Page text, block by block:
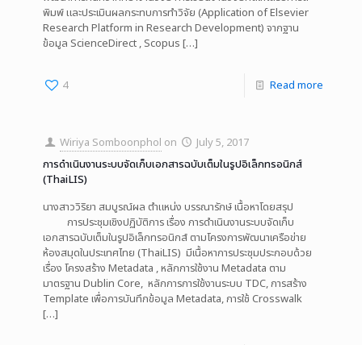
พิมพ์ และประเมินผลกระทบการทำวิจัย (Application of Elsevier
Research Platform in Research Development) จากฐาน
ข้อมูล ScienceDirect , Scopus […]
4 Read more
Wiriya Somboonphol on
July 5, 2017
การดำเนินงานระบบจัดเก็บเอกสารฉบับเต็มในรูปอิเล็กทรอนิกส์
(ThaiLIS)
นางสาววิริยา สมบูรณ์ผล ตำแหน่ง บรรณารักษ์ เนื้อหาโดยสรุป
การประชุมเชิงปฏิบัติการ เรื่อง การดำเนินงานระบบจัดเก็บ
เอกสารฉบับเต็มในรูปอิเล็กทรอนิกส์ ตามโครงการพัฒนาเครือข่าย
ห้องสมุดในประเทศไทย (ThaiLIS) มีเนื้อหาการประชุมประกอบด้วย
เรื่อง โครงสร้าง Metadata , หลักการใช้งาน Metadata ตาม
มาตรฐาน Dublin Core, หลักการการใช้งานระบบ TDC, การสร้าง
Template เพื่อการบันทึกข้อมูล Metadata, การใช้ Crosswalk
[…]